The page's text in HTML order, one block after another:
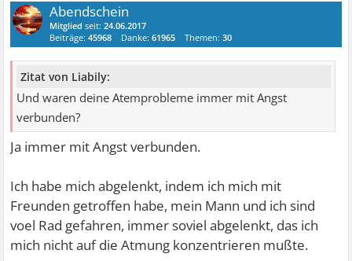
Abendschein
Mitglied seit:24.06.2017
Beiträge:45968 Danke:61965 Themen:30
Zitat von Liabily:
Und waren deine Atemprobleme immer mit Angst
verbunden?
Ja immer mit Angst verbunden.
Ich habe mich abgelenkt, indem ich mich mit
Freunden getroffen habe, mein Mann und ich sind
voel Rad gefahren, immer soviel abgelenkt, das ich
mich nicht auf die Atmung konzentrieren mußte.